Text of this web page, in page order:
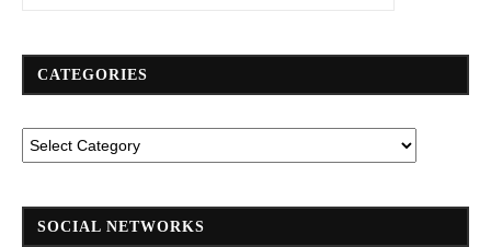
CATEGORIES
SOCIAL NETWORKS